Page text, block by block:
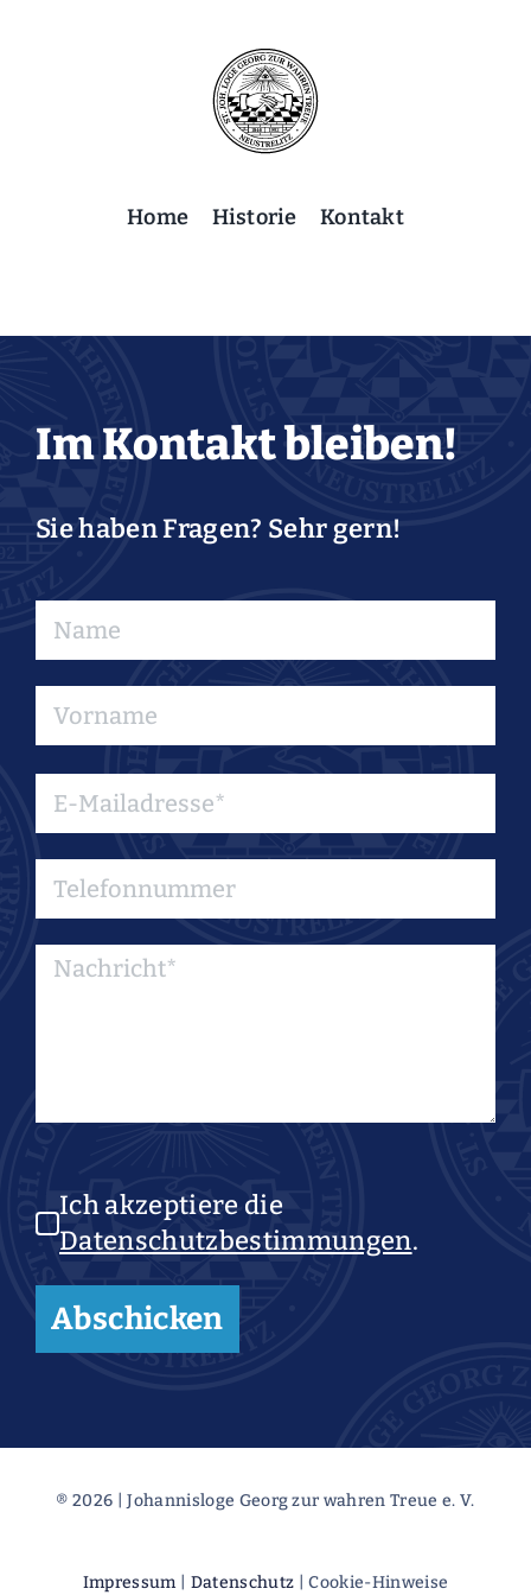
Home Historie Kontakt
Im Kontakt bleiben!
Sie haben Fragen? Sehr gern!
Bitte
lasse
Feld
leer.
Ich akzeptiere die
Datenschutzbestimmungen.
® 2026 | Johannisloge Georg zur wahren Treue e. V.
Impressum| Datenschutz | Cookie-Hinweise